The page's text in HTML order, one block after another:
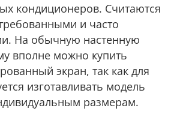
кондиционеров. Считаются
и часто
На обычную настенную
вполне можно купить
экран, так как для
изготавливать модель
размерам.